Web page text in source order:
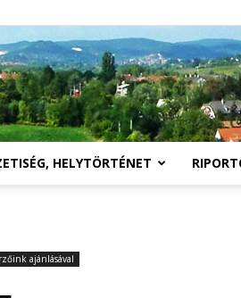
Solymár
HELYTÖRTÉNET
ajánlásával